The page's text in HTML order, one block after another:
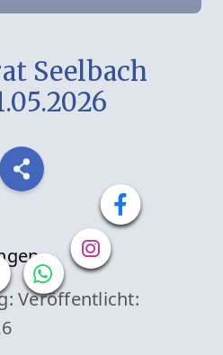
Seelbach
Veröffentlicht: